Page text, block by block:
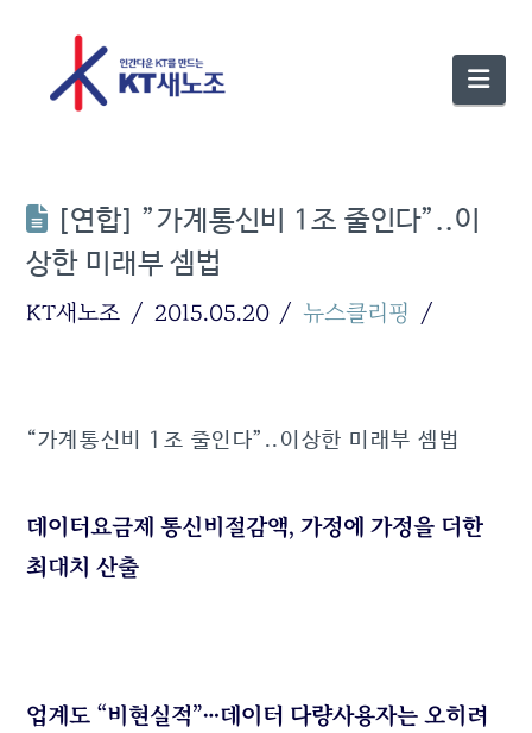
[연합] ”가계통신비 1조 줄인다”..이
상한 미래부 셈법
KT새노조 2015.05.20 뉴스클리핑
“가계통신비 1조 줄인다”..이상한 미래부 셈법
데이터요금제 통신비절감액, 가정에 가정을 더한
최대치 산출
업계도 “비현실적”…데이터 다량사용자는 오히려